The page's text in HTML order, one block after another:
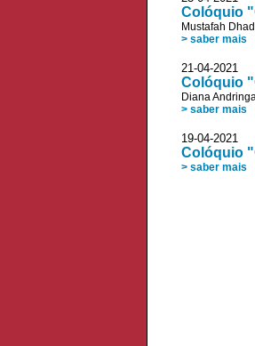
Colóquio
Mustafah
> saber mais
21-04-
Colóquio
Diana
> saber mais
19-04-
Colóquio
> saber mais